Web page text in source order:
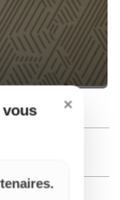
×
vous